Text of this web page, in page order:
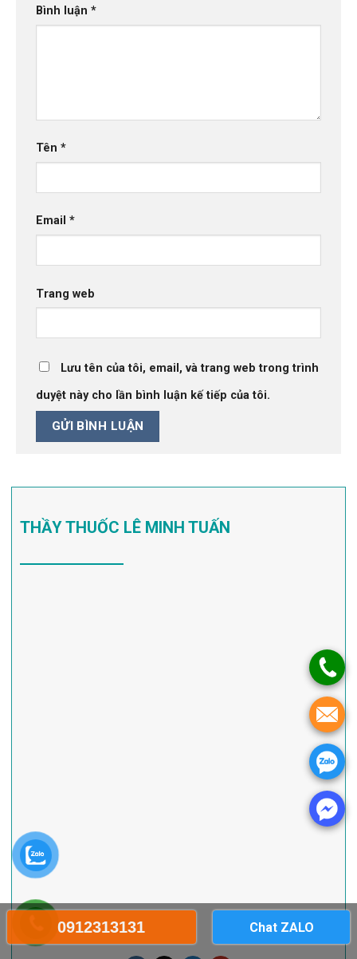
Bình luận *
Tên *
Email *
Trang web
Lưu tên của tôi, email, và trang web trong trình
duyệt này cho lần bình luận kế tiếp của tôi.
THẦY THUỐC LÊ MINH TUẤN
0912313131 Chat ZALO